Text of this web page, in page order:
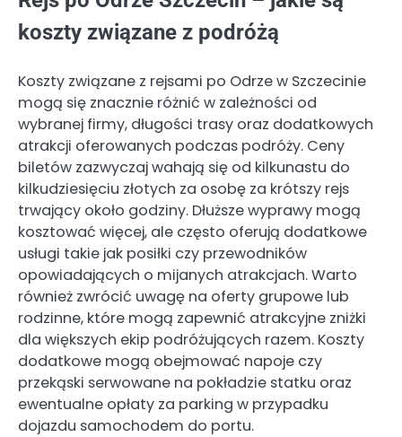
koszty związane z podróżą
Koszty związane z rejsami po Odrze w Szczecinie
mogą się znacznie różnić w zależności od
wybranej firmy, długości trasy oraz dodatkowych
atrakcji oferowanych podczas podróży. Ceny
biletów zazwyczaj wahają się od kilkunastu do
kilkudziesięciu złotych za osobę za krótszy rejs
trwający około godziny. Dłuższe wyprawy mogą
kosztować więcej, ale często oferują dodatkowe
usługi takie jak posiłki czy przewodników
opowiadających o mijanych atrakcjach. Warto
również zwrócić uwagę na oferty grupowe lub
rodzinne, które mogą zapewnić atrakcyjne zniżki
dla większych ekip podróżujących razem. Koszty
dodatkowe mogą obejmować napoje czy
przekąski serwowane na pokładzie statku oraz
ewentualne opłaty za parking w przypadku
dojazdu samochodem do portu.